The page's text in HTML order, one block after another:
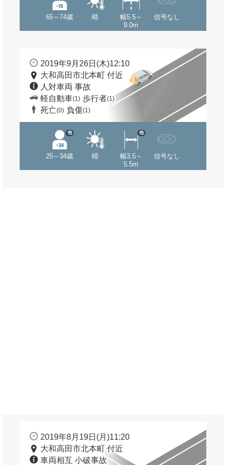
65～74歳 晴
幅5.5～
9.0m
信号なし
2019年9月26日(木)12:10
大和高田市北本町 付近
人対車両 事故
軽自動車(1) 歩行者(1)
死亡(0) 負傷(1)
25～34歳
他
晴
幅3.5～
5.5m
他
信号なし
2019年8月19日(月)11:20
大和高田市北本町 付近
車両相互 小破事故